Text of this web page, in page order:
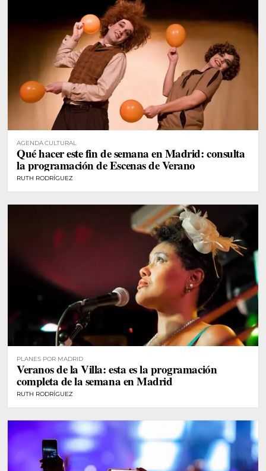
AGENDA CULTURAL
Qué hacer este fin de semana en Madrid: consulta
la programación de Escenas de Verano
RUTH RODRÍGUEZ
PLANES POR MADRID
Veranos de la Villa: esta es la programación
completa de la semana en Madrid
RUTH RODRÍGUEZ